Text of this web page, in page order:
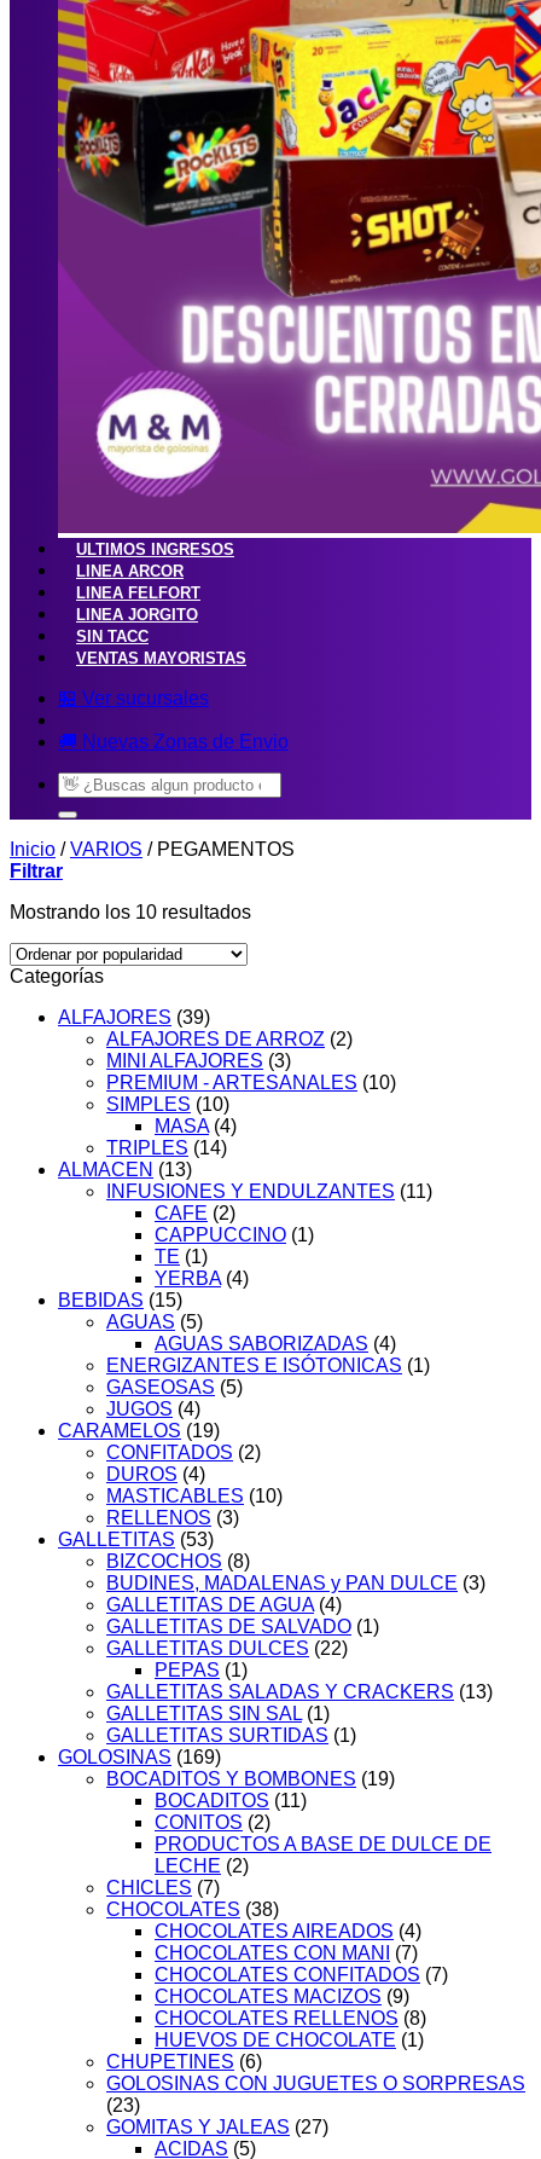
ULTIMOS INGRESOS
LINEA ARCOR
LINEA FELFORT
LINEA JORGITO
SIN TACC
VENTAS MAYORISTAS
🏪 Ver sucursales
🚚 Nuevas Zonas de Envio
Buscar
por:
Inicio / VARIOS /PEGAMENTOS
Filtrar
Mostrando los 10 resultadosOrdenado
Categorías
ALFAJORES (39)
ALFAJORES DE ARROZ (2)
MINI ALFAJORES (3)
PREMIUM - ARTESANALES (10)
SIMPLES (10)
MASA (4)
TRIPLES (14)
ALMACEN (13)
INFUSIONES Y ENDULZANTES (11)
CAFE (2)
CAPPUCCINO (1)
TE (1)
YERBA (4)
BEBIDAS (15)
AGUAS (5)
AGUAS SABORIZADAS (4)
ENERGIZANTES E ISÓTONICAS (1)
GASEOSAS (5)
JUGOS (4)
CARAMELOS (19)
CONFITADOS (2)
DUROS (4)
MASTICABLES (10)
RELLENOS (3)
GALLETITAS (53)
BIZCOCHOS (8)
BUDINES, MADALENAS y PAN DULCE (3)
GALLETITAS DE AGUA (4)
GALLETITAS DE SALVADO (1)
GALLETITAS DULCES (22)
PEPAS (1)
GALLETITAS SALADAS Y CRACKERS (13)
GALLETITAS SIN SAL (1)
GALLETITAS SURTIDAS (1)
GOLOSINAS (169)
BOCADITOS Y BOMBONES (19)
BOCADITOS (11)
CONITOS (2)
PRODUCTOS A BASE DE DULCE DE
LECHE (2)
CHICLES (7)
CHOCOLATES (38)
CHOCOLATES AIREADOS (4)
CHOCOLATES CON MANI
(7)
CHOCOLATES CONFITADOS (7)
CHOCOLATES MACIZOS (9)
CHOCOLATES RELLENOS (8)
HUEVOS DE CHOCOLATE (1)
CHUPETINES (6)
GOLOSINAS CON JUGUETES O SORPRESAS
(23)
GOMITAS Y JALEAS (27)
ACIDAS (5)